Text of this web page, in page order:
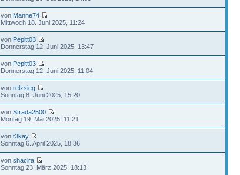
von Manne74
Mittwoch 18. Juni 2025, 11:24
von Pepitt03
Donnerstag 12. Juni 2025, 13:47
von Pepitt03
Donnerstag 12. Juni 2025, 11:04
vonrelzsieg
Sonntag 8. Juni 2025, 15:20
vonStrada2500
Montag 19. Mai 2025, 11:21
vont3kay
Sonntag 6. April 2025, 18:36
vonshacira
Sonntag 23. März 2025, 18:13